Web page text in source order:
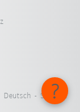
Deutsch - Schweiz